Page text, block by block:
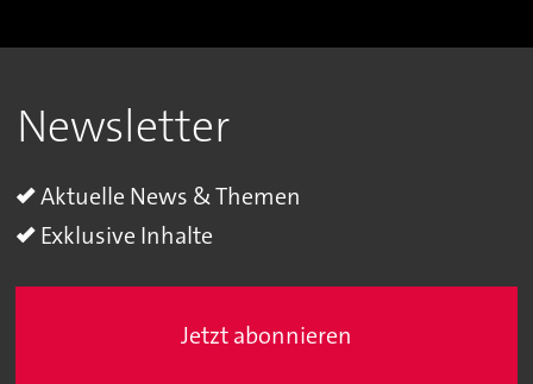
Newsletter
Aktuelle News & Themen
Exklusive Inhalte
Jetzt abonnieren